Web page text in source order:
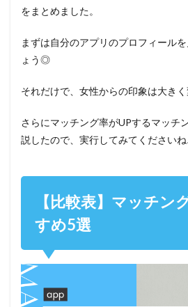
をまとめました。
まずは自分のアプリのプロフィール
ょう◎
それだけで、女性からの印象は大きく
さらにマッチング率がUPするマッチ
説したので、実行してみてくださいね
【比較表】マッチン
すめ5選